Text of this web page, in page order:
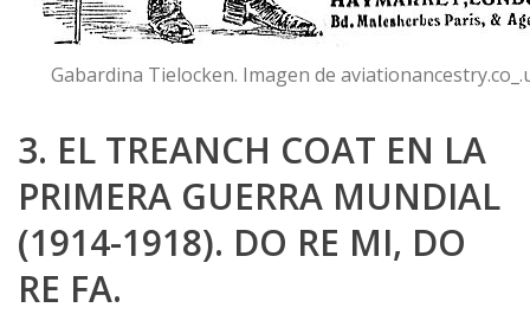
Gabardina Tielocken. Imagen de
3. EL TREANCH COAT EN LA
PRIMERA GUERRA MUNDIAL
(1914-1918). DO RE MI, DO
RE FA.